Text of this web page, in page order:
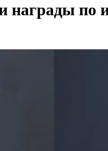
награды по